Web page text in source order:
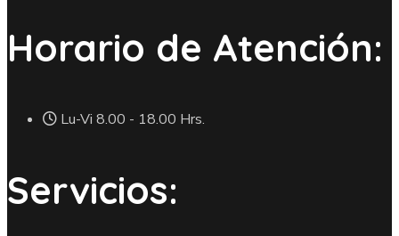
Horario de Atención:
Lu-Vi 8.00 - 18.00 Hrs.
Servicios: